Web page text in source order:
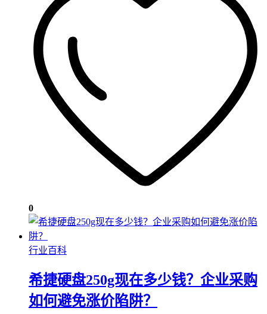
0
行业百科
希捷硬盘250g现在多少钱？企业采购
如何避免涨价陷阱？